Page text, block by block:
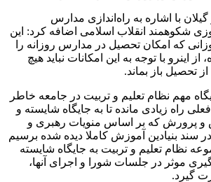
با اشاره به راه‌اندازی مدارس
شکوهمند انقلاب اسلامی اضافه کرد: این
که امکان تحصیل در مدارس روزانه را
از اینرو با توجه به این امکانات نباید هیچ
تحصیل باز بماند.
مهم نظام تعلیم و تربیت در جامعه خاطر
راه زیادی مانده تا به جایگاه شایسته و
و پرورش که بر اساس منویات رهبری و
سند بنیادین آموزش کاملا دیده شده برسیم
نظام تعلیم و تربیت به جایگاه شایسته
موثر در جلسات شورا و اجرای آنها،
گیرد.